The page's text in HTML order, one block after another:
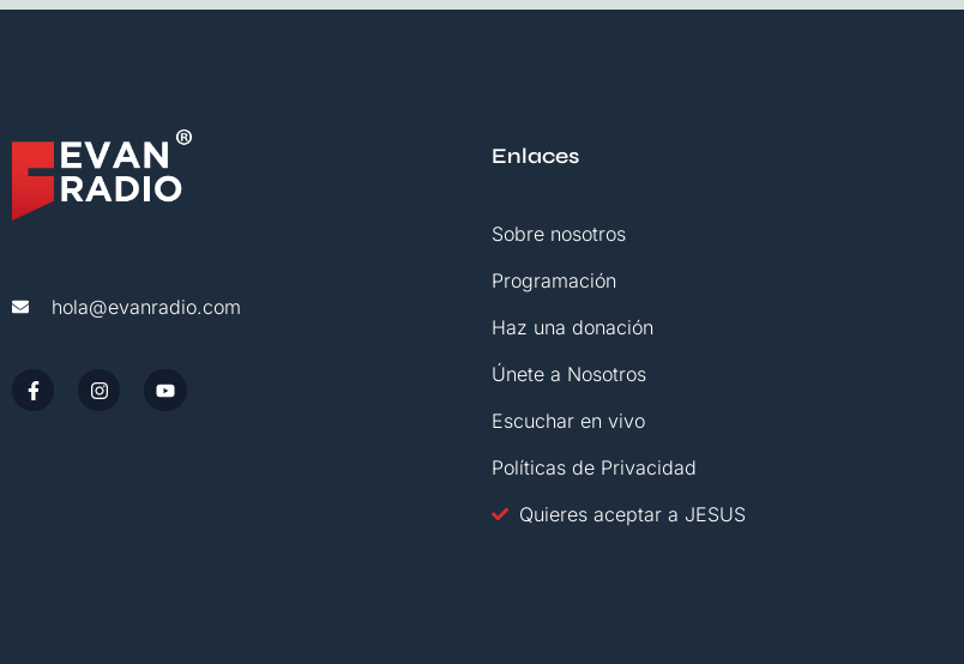
hola@evanradio.com
Enlaces
Sobre nosotros
Programación
Haz una donación
Únete a Nosotros
Escuchar en vivo
Políticas de Privacidad
Quieres aceptar a JESUS